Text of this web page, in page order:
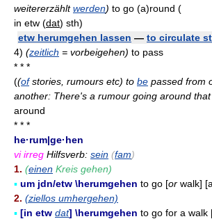
weitererzähltwerden) to go (a)round (
in etw (dat) sth)
etw herumgehen lassen — to circulate
4) (zeitlich = vorbeigehen) to pass
* * *
((ofstories, rumours etc) to be passed from
another: There's a rumour going around
around
* * *
he·rum|ge·hen
vi irreg Hilfsverb: sein (fam)
1. (einen Kreis gehen)
▪ um jdn/etw \herumgehen to go [or walk]
2. (ziellos umhergehen)
▪ [in etw dat] \herumgehen to go for a walk